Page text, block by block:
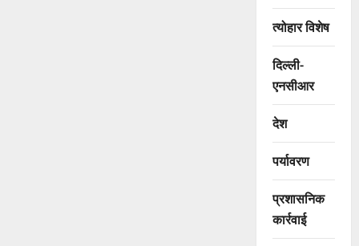
त्योहार विशेष
दिल्ली-
एनसीआर
देश
पर्यावरण
प्रशासनिक
कार्रवाई